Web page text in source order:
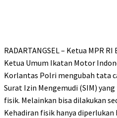
RADARTANGSEL – Ketua MPR
Ketua Umum Ikatan Motor
Korlantas Polri mengubah tata
Surat Izin Mengemudi (SIM)
fisik. Melainkan bisa dilakukan
Kehadiran fisik hanya